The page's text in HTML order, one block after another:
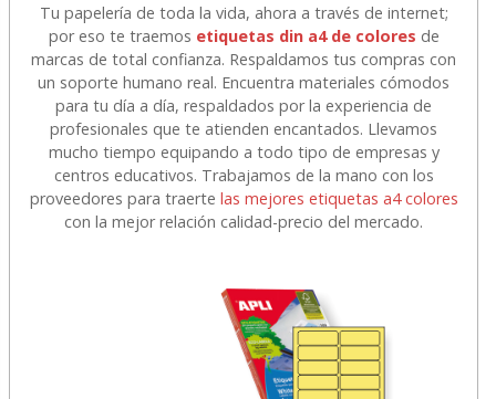
Tu papelería de toda la vida, ahora a través de internet;
por eso te traemos etiquetas din a4 de colores de
marcas de total confianza. Respaldamos tus compras con
un soporte humano real. Encuentra materiales cómodos
para tu día a día, respaldados por la experiencia de
profesionales que te atienden encantados. Llevamos
mucho tiempo equipando a todo tipo de empresas y
centros educativos. Trabajamos de la mano con los
proveedores para traerte las mejores etiquetas a4 colores
con la mejor relación calidad-precio del mercado.